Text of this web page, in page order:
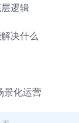
逻辑
决什么
化运营